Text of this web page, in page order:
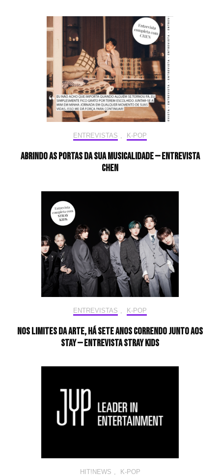
ENTREVISTAS , K-POP
Abrindo as portas da sua musicalidade — Entrevista
CHEN
ENTREVISTAS , K-POP
Nos limites da arte, há sete anos correndo junto aos
STAY — Entrevista Stray Kids
HIT!NEWS K-POP